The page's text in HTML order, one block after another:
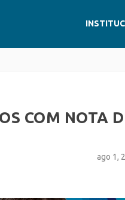
COM NOTA
ago 1,